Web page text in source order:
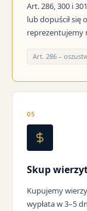
Art. 286, 300 i
lub dopuścił się
reprezentujemy
Art. 286 –
05
Skup
Kupujemy
wypłata w 3–5